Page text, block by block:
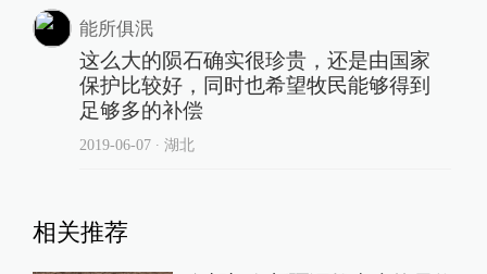
能所俱泯
这么大的陨石确实很珍贵，还是由国家
保护比较好，同时也希望牧民能够得到
足够多的补偿
2019-06-07∙ 湖北
相关推荐